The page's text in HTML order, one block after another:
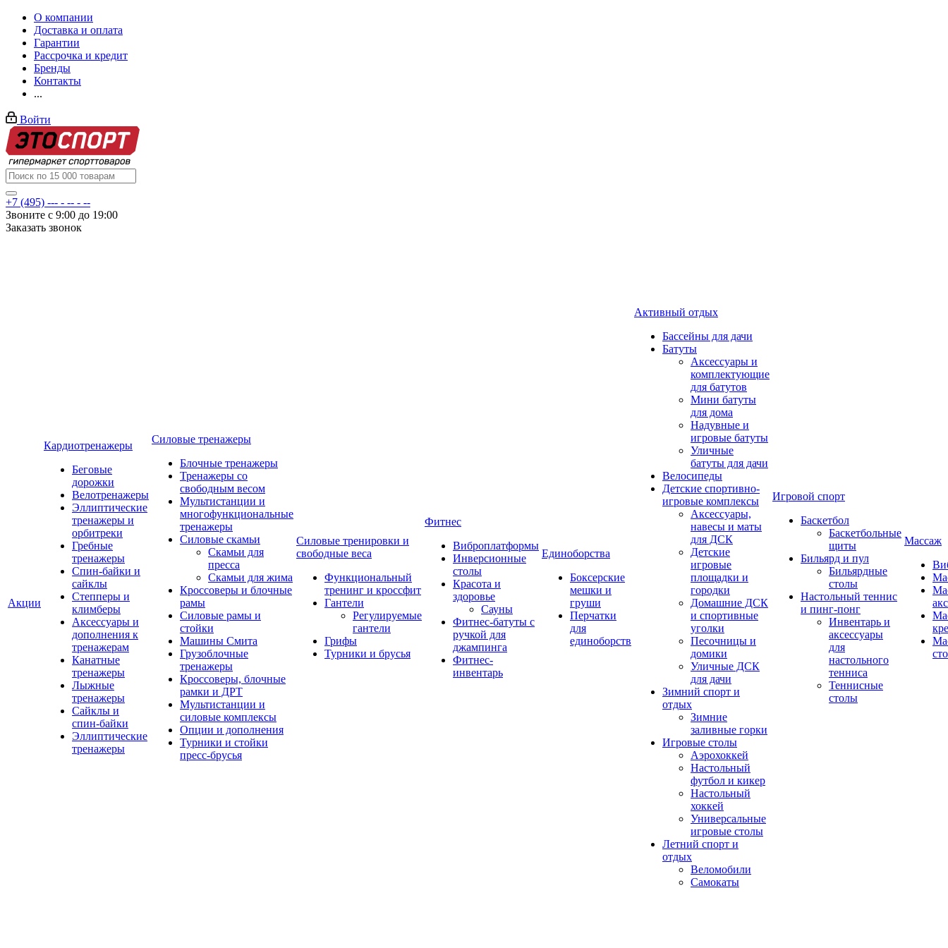
О компании
Доставка и оплата
Гарантии
Рассрочка и кредит
Бренды
Контакты
...
Войти
+7 (495) --- - -- - --
Звоните с 9:00 до 19:00
Заказать звонок
Акции
Кардиотренажеры
Беговые
дорожки
Велотренажеры
Эллиптические
тренажеры и
орбитреки
Гребные
тренажеры
Спин-байки и
сайклы
Степперы и
климберы
Аксессуары и
дополнения к
тренажерам
Канатные
тренажеры
Лыжные
тренажеры
Сайклы и
спин-байки
Эллиптические
тренажеры
Силовые тренажеры
Блочные тренажеры
Тренажеры со
свободным весом
Мультистанции и
многофункциональные
тренажеры
Силовые скамьи
Скамьи для
пресса
Скамьи для жима
Кроссоверы и блочные
рамы
Силовые рамы и
стойки
Машины Смита
Грузоблочные
тренажеры
Кроссоверы, блочные
рамки и ДРТ
Мультистанции и
силовые комплексы
Опции и дополнения
Турники и стойки
пресс-брусья
Силовые тренировки и
свободные веса
Функциональный
тренинг и кроссфит
Гантели
Регулируемые
гантели
Грифы
Турники и брусья
Фитнес
Виброплатформы
Инверсионные
столы
Красота и
здоровье
Сауны
Фитнес-батуты с
ручкой для
джампинга
Фитнес-
инвентарь
Единоборства
Боксерские
мешки и
груши
Перчатки
для
единоборств
Активный отдых
Бассейны для дачи
Батуты
Аксессуары и
комплектующие
для батутов
Мини батуты
для дома
Надувные и
игровые батуты
Уличные
батуты для дачи
Велосипеды
Детские спортивно-
игровые комплексы
Аксессуары,
навесы и маты
для ДСК
Детские
игровые
площадки и
городки
Домашние ДСК
и спортивные
уголки
Песочницы и
домики
Уличные ДСК
для дачи
Зимний спорт и
отдых
Зимние
заливные горки
Игровые столы
Аэрохоккей
Настольный
футбол и кикер
Настольный
хоккей
Универсальные
игровые столы
Летний спорт и
отдых
Веломобили
Самокаты
Игровой спорт
Баскетбол
Баскетбольные
щиты
Бильярд и пул
Бильярдные
столы
Настольный теннис
и пинг-понг
Инвентарь и
аксессуары
для
настольного
тенниса
Теннисные
столы
Массаж